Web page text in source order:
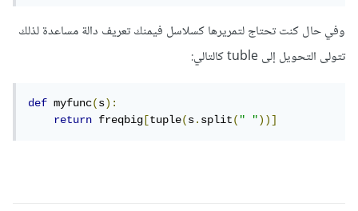
وفي حال كنت تحتاج لتمريرها كسلاسل فيمنك تعريف دالة مساعدة لذلك
تتولى التحويل إلى tuble كالتالي:
def myfunc(s):
return freqbig [tuple(s.split(" "))]